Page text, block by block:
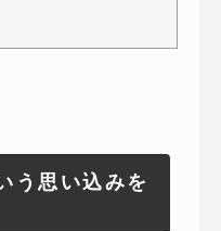
う思い込みを